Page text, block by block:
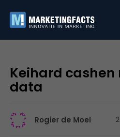
Keihard
data
Rogier de Moel